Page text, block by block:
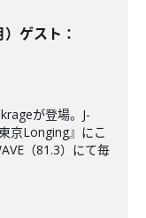
ゲスト：
が登場。J-
京Longing』にこ
（81.3）にて毎